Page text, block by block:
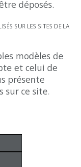
déposés.
SUR LES SITES DE LA
modèles de
et celui de
présente
sur ce site.